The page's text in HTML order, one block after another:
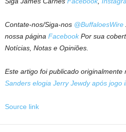
Contate-nos/Siga-nos @BuffaloesWire
nossa página FacebookPor sua
Notícias, Notas e Opiniões.
Este artigo foi publicado originalmente
Sanders elogia Jerry Jewdy após jogo
Source link